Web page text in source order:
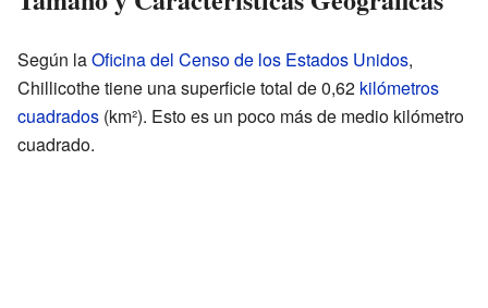
Según laOficina del Censo de los Estados Unidos,
Chillicothe tiene una superficie total de 0,62 kilómetros
cuadrados (km²). Esto es un poco más de medio kilómetro
cuadrado.